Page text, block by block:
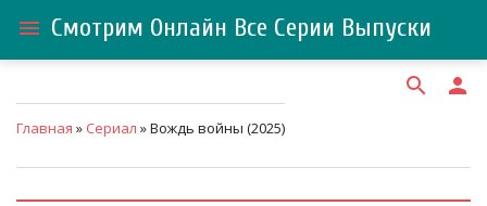
menu Смотрим Онлайн Все Серии Выпуски
search person
Главная » Сериал » Вождь войны (2025)